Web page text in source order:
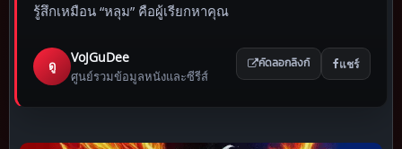
รู้สึกเหมือน “หลุม” คือผู้เรียกหาคุณ
ดู
VoJGuDee
ศูนย์รวมข้อมูลหนังและซีรีส์
คัดลอกลิงก์ แชร์